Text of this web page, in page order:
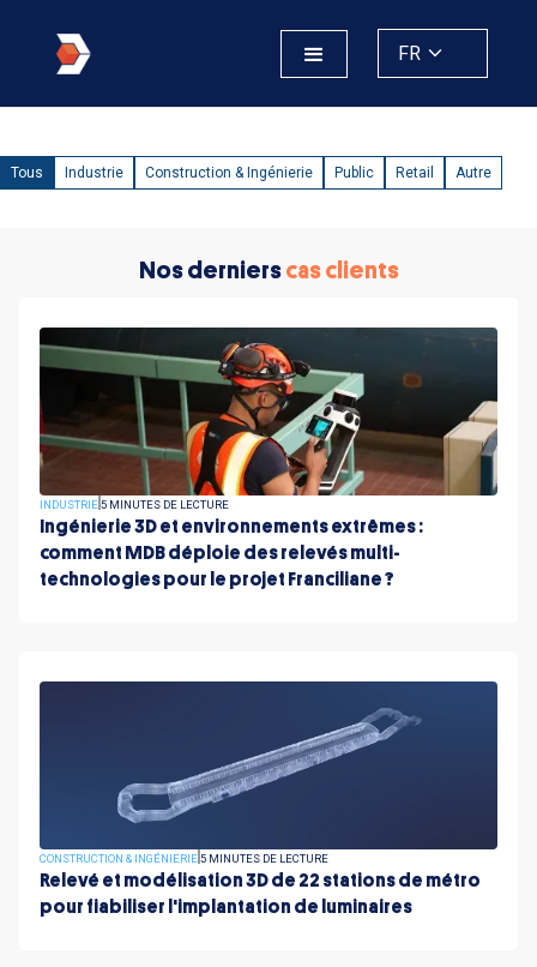
FR
Tous Industrie Construction & Ingénierie Public Retail Autre
Nos dernierscas clients
INDUSTRIE5 MINUTES DE LECTURE
Ingénierie 3D et environnements extrêmes :
comment MDB déploie des relevés multi-
technologies pour le projet Franciliane ?
CONSTRUCTION & INGÉNIERIE5 MINUTES DE LECTURE
Relevé et modélisation 3D de 22 stations de métro
pour fiabiliser l'implantation de luminaires